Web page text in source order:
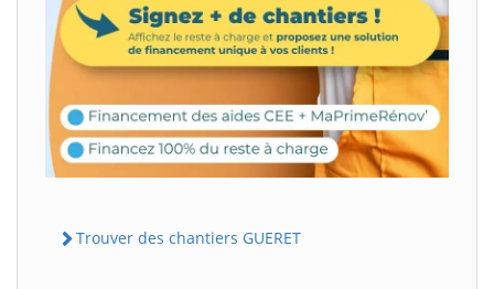
Trouver des chantiers GUERET